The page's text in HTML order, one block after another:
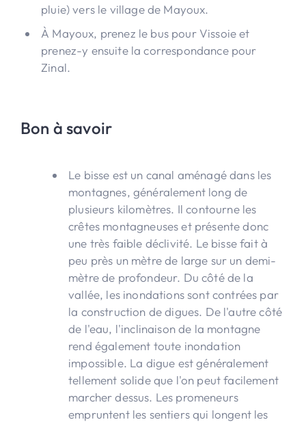
pluie) vers le village de Mayoux.
À Mayoux, prenez le bus pour Vissoie et
prenez-y ensuite la correspondance pour
Zinal.
Bon à savoir
Le bisse est un canal aménagé dans les
montagnes, généralement long de
plusieurs kilomètres. Il contourne les
crêtes montagneuses et présente donc
une très faible déclivité. Le bisse fait à
peu près un mètre de large sur un demi-
mètre de profondeur. Du côté de la
vallée, les inondations sont contrées par
la construction de digues. De l'autre côté
de l'eau, l'inclinaison de la montagne
rend également toute inondation
impossible. La digue est généralement
tellement solide que l'on peut facilement
marcher dessus. Les promeneurs
empruntent les sentiers qui longent les